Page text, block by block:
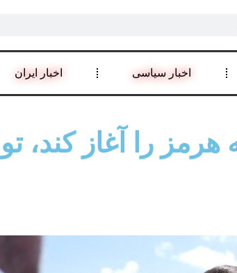
اخبار سیاسی اخبار ایران
هرمز را آغاز